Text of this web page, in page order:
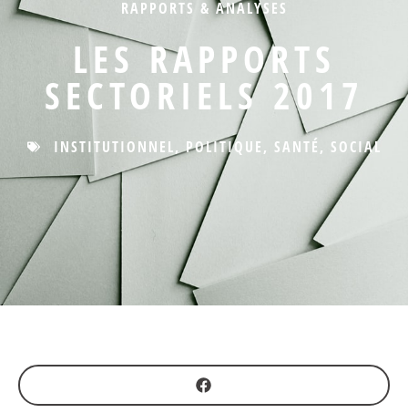
RAPPORTS & ANALYSES
LES RAPPORTS
SECTORIELS 2017
INSTITUTIONNEL,POLITIQUE, SANTÉ, SOCIAL